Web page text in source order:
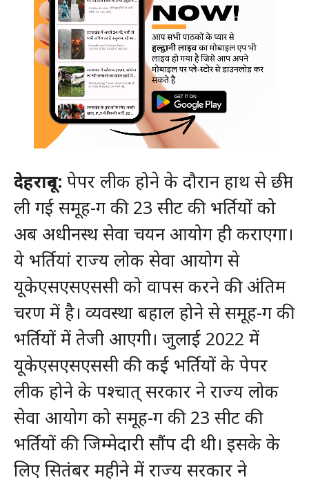
देहरादून: पेपर लीक होने के दौरान हाथ से छीन
ली गई समूह-ग की 23 सीट की भर्तियों को
अब अधीनस्थ सेवा चयन आयोग ही कराएगा।
ये भर्तियां राज्य लोक सेवा आयोग से
यूकेएसएसएससी को वापस करने की अंतिम
चरण में है। व्यवस्था बहाल होने से समूह-ग की
भर्तियों में तेजी आएगी। जुलाई 2022 में
यूकेएसएसएससी की कई भर्तियों के पेपर
लीक होने के पश्चात् सरकार ने राज्य लोक
सेवा आयोग को समूह-ग की 23 सीट की
भर्तियों की जिम्मेदारी सौंप दी थी। इसके के
लिए सितंबर महीने में राज्य सरकार ने